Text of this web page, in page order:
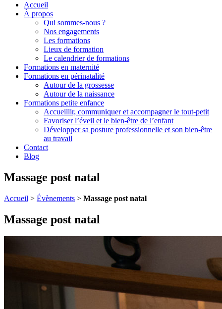
Accueil
À propos
Qui sommes-nous ?
Nos engagements
Les formations
Lieux de formation
Le calendrier de formations
Formations en maternité
Formations en périnatalité
Autour de la grossesse
Autour de la naissance
Formations petite enfance
Accueillir, communiquer et accompagner le tout-petit
Favoriser l’éveil et le bien-être de l’enfant
Développer sa posture professionnelle et son bien-être
au travail
Contact
Blog
Massage post natal
Accueil > Évènements > Massage post natal
Massage post natal